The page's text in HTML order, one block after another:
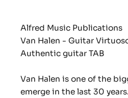
Alfred Music Publications
Van Halen - Guitar
Authentic guitar TAB
Van Halen is one of the
emerge in the last 30